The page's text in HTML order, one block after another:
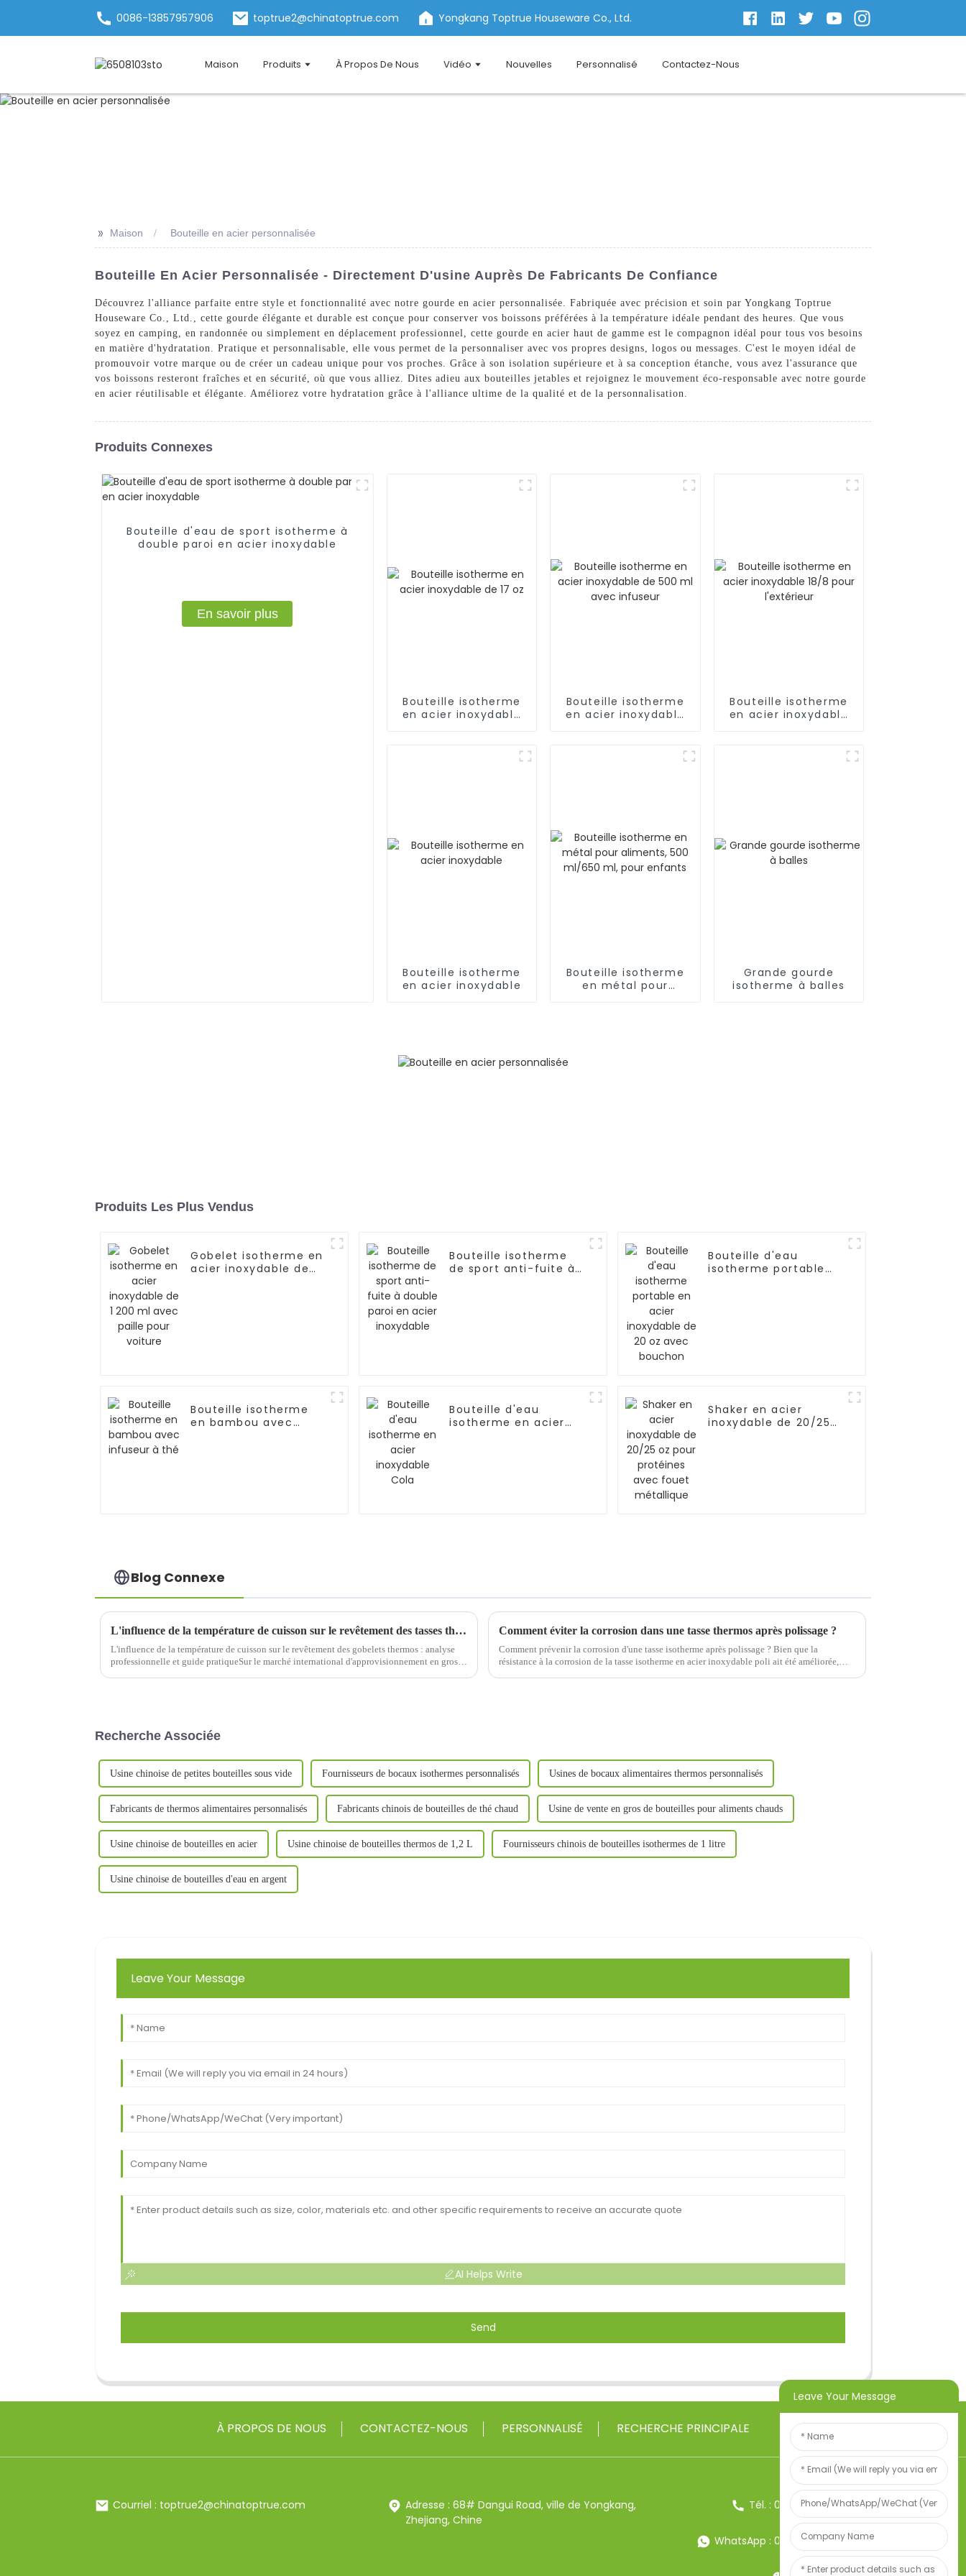
0086-13857957906 toptrue2@chinatoptrue.com Yongkang Toptrue Houseware Co., Ltd.
Maison Produits À Propos De Nous Vidéo Nouvelles Personnalisé Contactez-Nous
>> Maison Bouteille en acier personnalisée
Bouteille En Acier Personnalisée - Directement D'usine Auprès De Fabricants De Confiance
Découvrez l'alliance parfaite entre style et fonctionnalité avec notre gourde en acier personnalisée. Fabriquée avec précision et soin par Yongkang Toptrue
Houseware Co., Ltd., cette gourde élégante et durable est conçue pour conserver vos boissons préférées à la température idéale pendant des heures. Que vous
soyez en camping, en randonnée ou simplement en déplacement professionnel, cette gourde en acier haut de gamme est le compagnon idéal pour tous vos besoins
en matière d'hydratation. Pratique et personnalisable, elle vous permet de la personnaliser avec vos propres designs, logos ou messages. C'est le moyen idéal de
promouvoir votre marque ou de créer un cadeau unique pour vos proches. Grâce à son isolation supérieure et à sa conception étanche, vous avez l'assurance que
vos boissons resteront fraîches et en sécurité, où que vous alliez. Dites adieu aux bouteilles jetables et rejoignez le mouvement éco-responsable avec notre gourde
en acier réutilisable et élégante. Améliorez votre hydratation grâce à l'alliance ultime de la qualité et de la personnalisation.
Produits Connexes
Bouteille d'eau de sport isotherme à
double paroi en acier inoxydable
En savoir plus
Bouteille isotherme
en acier inoxydable
Bouteille isotherme
en acier inoxydable
Bouteille isotherme
en acier inoxydable
Bouteille isotherme
en acier inoxydable
Bouteille isotherme
en métal pour
Grande gourde
isotherme à balles
Produits Les Plus Vendus
Gobelet isotherme en
acier inoxydable de
Bouteille isotherme
de sport anti-fuite à
Bouteille d'eau
isotherme portable
Bouteille isotherme
en bambou avec
Bouteille d'eau
isotherme en acier
Shaker en acier
inoxydable de 20/25
Blog Connexe
L'influence de la température de cuisson sur le revêtement des tasses thermos
L'influence de la température de cuisson sur le revêtement des gobelets thermos : analyse
professionnelle et guide pratiqueSur le marché international d'approvisionnement en gros
Comment éviter la corrosion dans une tasse thermos après polissage ?
Comment prévenir la corrosion d'une tasse isotherme après polissage ? Bien que la
résistance à la corrosion de la tasse isotherme en acier inoxydable poli ait été améliorée,
Recherche Associée
Usine chinoise de petites bouteilles sous vide Fournisseurs de bocaux isothermes personnalisés Usines de bocaux alimentaires thermos personnalisés
Fabricants de thermos alimentaires personnalisés Fabricants chinois de bouteilles de thé chaud Usine de vente en gros de bouteilles pour aliments chauds
Usine chinoise de bouteilles en acier Usine chinoise de bouteilles thermos de 1,2 L Fournisseurs chinois de bouteilles isothermes de 1 litre
Usine chinoise de bouteilles d'eau en argent
Leave Your Message
AI Helps Write
Send
À PROPOS DE NOUS CONTACTEZ-NOUS PERSONNALISÉ RECHERCHE PRINCIPALE
Courriel : toptrue2@chinatoptrue.com
Adresse : 68# Dangui Road, ville de Yongkang,
Zhejiang, Chine
Tél. : 0086-13857957906
WhatsApp : 0086-13857957906
Leave Your Message